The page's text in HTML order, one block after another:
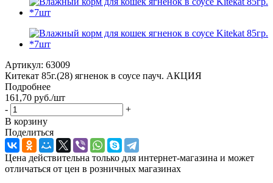
Артикул: 63009
Китекат 85г.(28) ягненок в соусе пауч. АКЦИЯ
Подробнее
161,70 руб./шт
-
+
В корзину
Поделиться
Цена действительна только для интернет-магазина и может
отличаться от цен в розничных магазинах